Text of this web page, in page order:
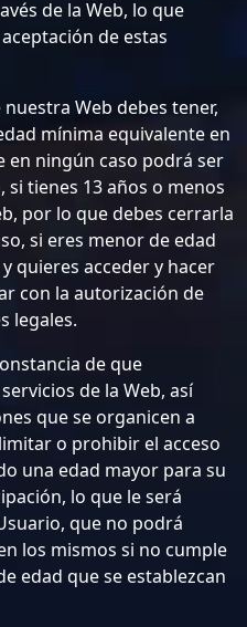
de la Web, lo que
de estas
Web debes tener,
mínima equivalente en
en ningún caso podrá ser
tienes 13 años o menos
por lo que debes cerrarla
si eres menor de edad
quieres acceder y hacer
con la autorización de
legales.
de que
de la Web, así
que se organicen a
o prohibir el acceso
una edad mayor para su
lo que le será
que no podrá
los mismos si no cumple
edad que se establezcan